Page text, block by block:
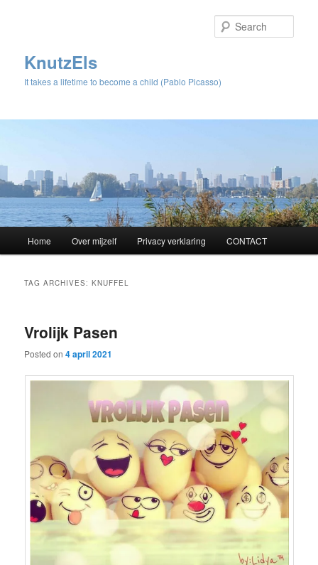
KnutzEls
It takes a lifetime to become a child (Pablo Picasso)
Skip
content
Skip
content
Home Over mijzelf Privacy verklaring CONTACT
TAG ARCHIVES:KNUFFEL
Vrolijk Pasen
Posted on4 april 2021